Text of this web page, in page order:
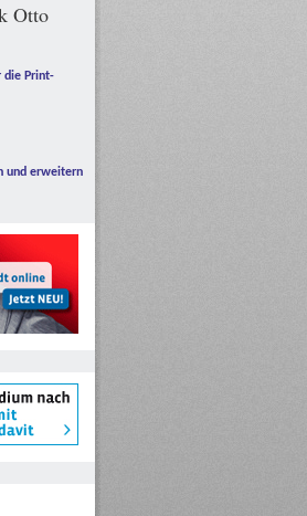
Otto
die Print-
und erweitern